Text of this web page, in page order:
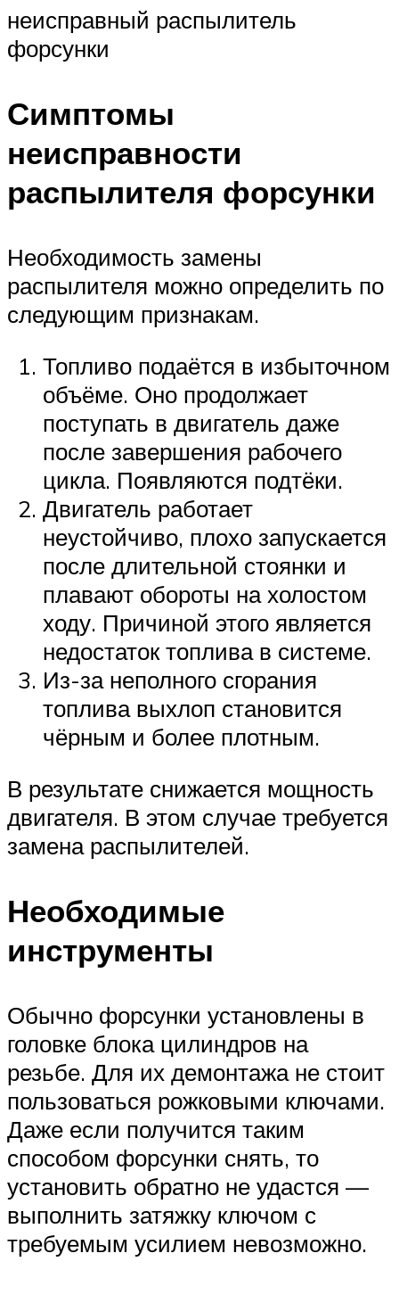
неисправный распылитель
форсунки
Симптомы
неисправности
распылителя форсунки
Необходимость замены
распылителя можно определить по
следующим признакам.
Топливо подаётся в избыточном
объёме. Оно продолжает
поступать в двигатель даже
после завершения рабочего
цикла. Появляются подтёки.
Двигатель работает
неустойчиво, плохо запускается
после длительной стоянки и
плавают обороты на холостом
ходу. Причиной этого является
недостаток топлива в системе.
Из-за неполного сгорания
топлива выхлоп становится
чёрным и более плотным.
В результате снижается мощность
двигателя. В этом случае требуется
замена распылителей.
Необходимые
инструменты
Обычно форсунки установлены в
головке блока цилиндров на
резьбе. Для их демонтажа не стоит
пользоваться рожковыми ключами.
Даже если получится таким
способом форсунки снять, то
установить обратно не удастся —
выполнить затяжку ключом с
требуемым усилием невозможно.